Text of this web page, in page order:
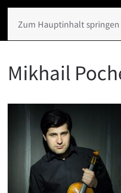
Zum Hauptinhalt springen
Mikhail